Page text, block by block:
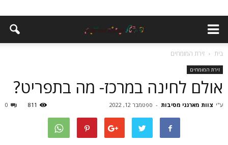
בית זירת המומחים
זירת המומחים
אולם לחינה במרכז- מה בתפריט?
ע"י צוות מארגני מסיבות - ספטמבר 12, 2022 0 811